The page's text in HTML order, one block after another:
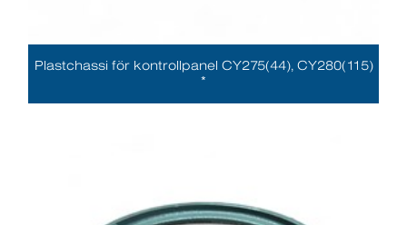
Plastchassi för kontrollpanel CY275(44), CY280(115)
*